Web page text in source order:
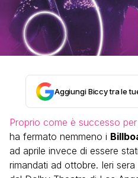
Aggiungi Biccy tra le
Proprio come è successo
ha fermato nemmeno i
ad aprile invece di essere
rimandati ad ottobre. Ieri